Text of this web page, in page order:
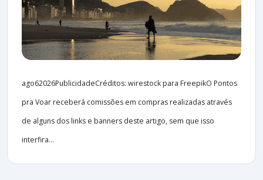
ago62026PublicidadeCréditos: wirestock para FreepikO Pontos
pra Voar receberá comissões em compras realizadas através
de alguns dos links e banners deste artigo, sem que isso
interfira...